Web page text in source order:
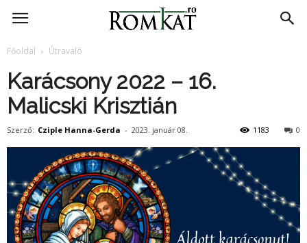
RomKat.ro
Főoldal Útravaló
Karácsony 2022 – 16.
Malicski Krisztián
Szerző: Cziple Hanna-Gerda - 2023. január 08. 0
1183